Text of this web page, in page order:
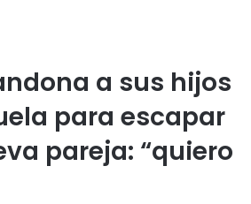
a sus hijos
para escapar
pareja: “quiero